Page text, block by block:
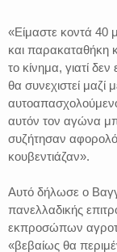
«Είμαστε κοντά 40
και παρακαταθήκη
το κίνημα, γιατί
θα συνεχιστεί μαζί
αυτόν τον αγώνα
συζήτησαν
κουβεντιάζαν».
Αυτό δήλωσε ο
πανελλαδικής
εκπροσώπων
«βεβαίως θα